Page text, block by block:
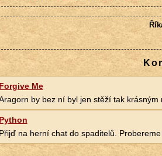
Me
by bez ní byl jen stěží tak
na herní chat do spaditelů.